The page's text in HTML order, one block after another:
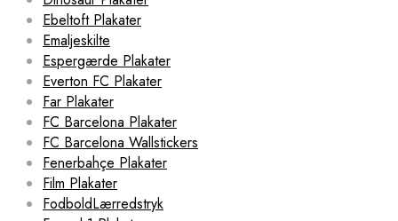
Ebeltoft Plakater
Emaljeskilte
Espergærde Plakater
Everton FC Plakater
Far Plakater
FC Barcelona Plakater
FC Barcelona Wallstickers
Fenerbahçe Plakater
Film Plakater
FodboldLærredstryk